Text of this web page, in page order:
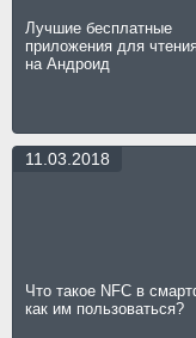
Лучшие бесплатные
приложения для
на Андроид
Что такое NFC в
как им пользоваться?
11.03.2018